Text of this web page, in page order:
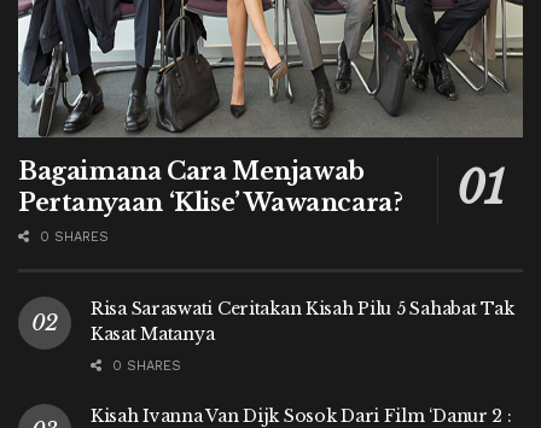
Bagaimana Cara Menjawab
Pertanyaan ‘Klise’ Wawancara?
0 SHARES
Risa Saraswati Ceritakan Kisah Pilu 5 Sahabat Tak
Kasat Matanya
0 SHARES
Kisah Ivanna Van Dijk Sosok Dari Film ‘Danur 2 :